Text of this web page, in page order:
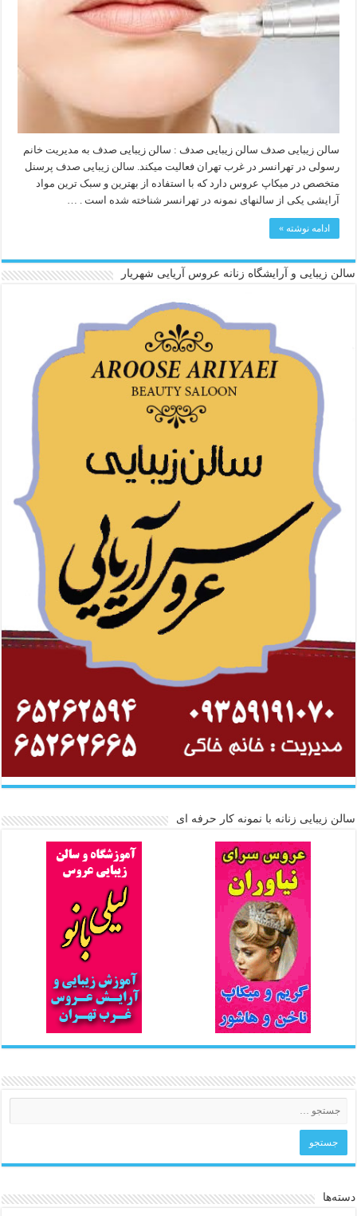
سالن زیبایی صدف سالن زیبایی صدف : سالن زیبایی صدف به مدیریت خانم
رسولی در تهرانسر در غرب تهران فعالیت میکند. سالن زیبایی صدف پرسنل
متخصص در میکاپ عروس دارد که با استفاده از بهترین و سبک ترین مواد
آرایشی یکی از سالنهای نمونه در تهرانسر شناخته شده است . …
ادامه نوشته »
سالن زیبایی و آرایشگاه زنانه عروس آریایی شهریار
سالن زیبایی زنانه با نمونه کار حرفه ای
دسته‌ها